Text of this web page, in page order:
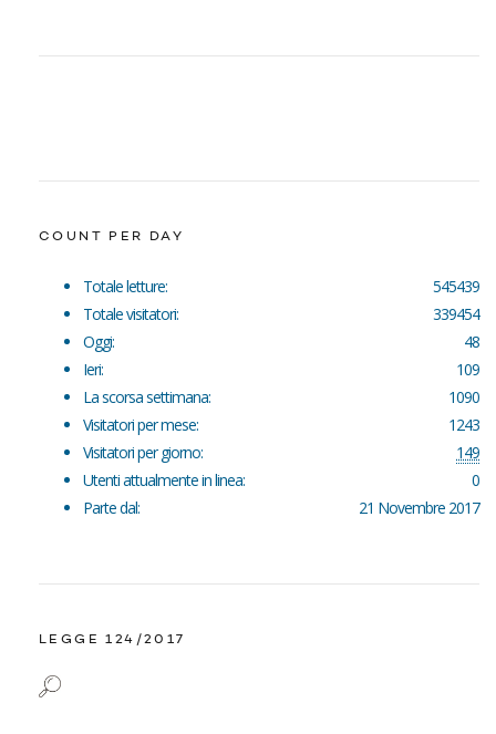
COUNT PER DAY
545439
Totale letture:
339454
Totale visitatori:
48
Oggi:
109
Ieri:
1090
La scorsa settimana:
1243
Visitatori per mese:
149
Visitatori per giorno:
0
Utenti attualmente in linea:
21 Novembre 2017
Parte dal:
LEGGE 124/2017